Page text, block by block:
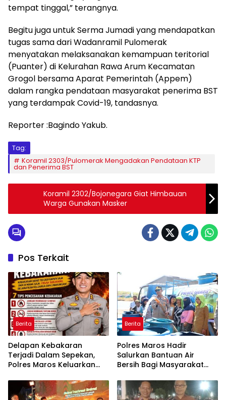
tempat tinggal,” terangnya.
Begitu juga untuk Serma Jumadi yang mendapatkan
tugas sama dari Wadanramil Pulomerak
menyatakan melaksanakan kemampuan teritorial
(Puanter) di Kelurahan Rawa Arum Kecamatan
Grogol bersama Aparat Pemerintah (Appem)
dalam rangka pendataan masyarakat penerima BST
yang terdampak Covid-19, tandasnya.
Reporter :Bagindo Yakub.
Tag:
Koramil 2303/Pulomerak Mengadakan Pendataan KTP
dan Penerima BST
Koramil 2302/Bojonegara Giat Himbauan
Warga Gunakan Masker
Pos Terkait
Berita
Delapan Kebakaran
Terjadi Dalam Sepekan,
Polres Maros Keluarkan
Masyarakat
Berita
Polres Maros Hadir
Salurkan Bantuan Air
Bersih Bagi Masyarakat
Di Maros